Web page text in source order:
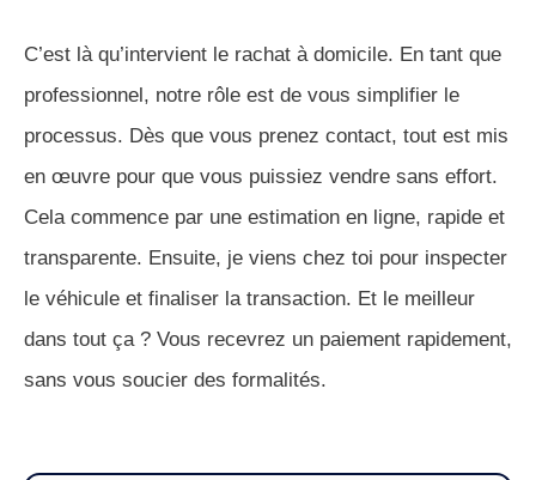
C’est là qu’intervient le rachat à domicile. En tant que
professionnel, notre rôle est de vous simplifier le
processus. Dès que vous prenez contact, tout est mis
en œuvre pour que vous puissiez vendre sans effort.
Cela commence par une estimation en ligne, rapide et
transparente. Ensuite, je viens chez toi pour inspecter
le véhicule et finaliser la transaction. Et le meilleur
dans tout ça ? Vous recevrez un paiement rapidement,
sans vous soucier des formalités.